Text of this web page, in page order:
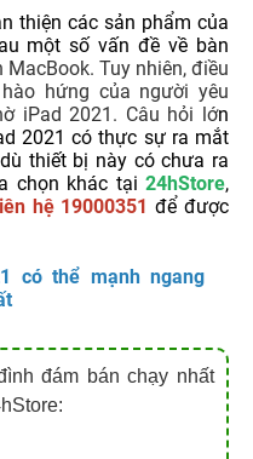
thiện các sản phẩm của
một số vấn đề về bàn
MacBook. Tuy nhiên, điều
hứng của người yêu
iPad 2021. Câu hỏi lớn
2021 có thực sự ra mắt
thiết bị này có chưa ra
chọn khác tại 24hStore,
hệ 19000351 để được
có thể mạnh ngang
đám bán chạy nhất